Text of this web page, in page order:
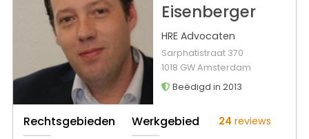
Eisenberger
HRE Advocaten
Sarphatistraat 370
1018 GW Amsterdam
Beëdigd in 2013
Rechtsgebieden Werkgebied 24 reviews